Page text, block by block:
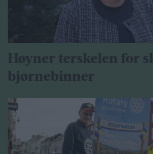
Høyner terskelen for
bjørnebinner